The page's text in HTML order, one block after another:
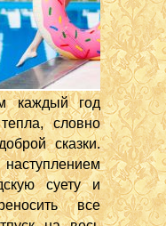
каждый год
словно
сказки.
суету и
все